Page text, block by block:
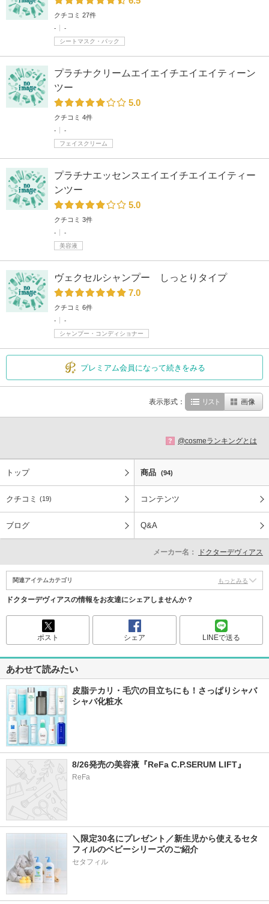
クチコミ 27件
-
-
シートマスク・パック
プラチナクリームエイエイチエイエイティーン
ツー
5.0
クチコミ 4件
-
-
フェイスクリーム
プラチナエッセンスエイエイチエイエイティー
ンツー
5.0
クチコミ 3件
-
-
美容液
ヴェクセルシャンプー しっとりタイプ
7.0
クチコミ 6件
-
-
シャンプー・コンディショナー
プレミアム会員になって続きをみる
表示形式： リスト 画像
? @cosmeランキングとは
トップ 商品 (94)
クチコミ (19) コンテンツ
ブログ Q&A
メーカー名： ドクターデヴィアス
関連アイテムカテゴリ もっとみる
ドクターデヴィアスの情報をお友達にシェアしませんか？
ポスト シェア LINEで送る
あわせて読みたい
皮脂テカリ・毛穴の目立ちにも！さっぱりシャバ
シャバ化粧水
8/26発売の美容液『ReFa C.P.SERUM LIFT』
ReFa
＼限定30名にプレゼント／新生児から使えるセタ
フィルのベビーシリーズのご紹介
セタフィル